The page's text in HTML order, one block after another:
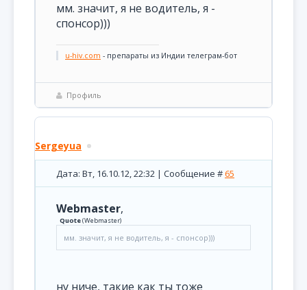
мм. значит, я не водитель, я -
спонсор)))
u-hiv.com - препараты из Индии телеграм-бот
Профиль
Sergeyua
Дата: Вт, 16.10.12, 22:32 | Сообщение #65
Webmaster,
Quote(Webmaster)
мм. значит, я не водитель, я - спонсор)))
ну ниче, такие как ты тоже